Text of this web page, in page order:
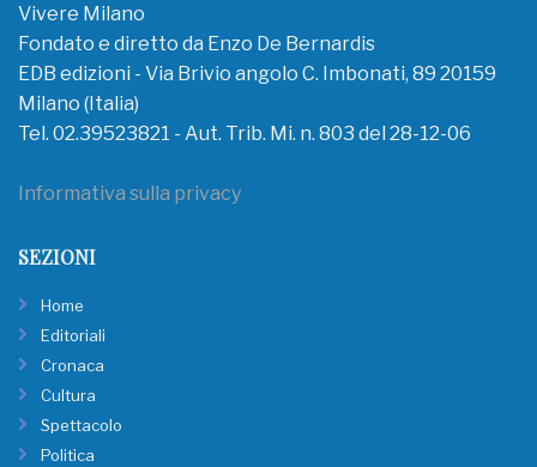
Vivere Milano
Fondato e diretto da Enzo De Bernardis
EDB edizioni - Via Brivio angolo C. Imbonati, 89 20159
Milano (Italia)
Tel. 02.39523821 - Aut. Trib. Mi. n. 803 del 28-12-06
Informativa sulla privacy
SEZIONI
Home
Editoriali
Cronaca
Cultura
Spettacolo
Politica